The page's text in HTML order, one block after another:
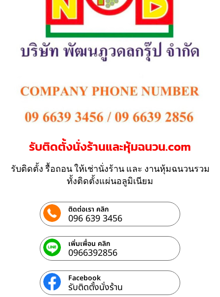
รับติดตั้งนั่งร้านและหุ้มฉนวน.com
รับติดตั้ง รื้อถอน ให้เช่านั่งร้าน และ งานหุ้มฉนวนรวม
ทั้งติดตั้งแผ่นอลูมิเนียม
ติดต่อเรา คลิก
096 639 3456
เพิ่มเพื่อน คลิก
0966392856
Facebook
รับติดตั้งนั่งร้าน